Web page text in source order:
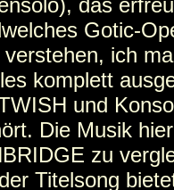
das
Gotic-
ich
komplett
und
Die Musik
zu
Titelsong